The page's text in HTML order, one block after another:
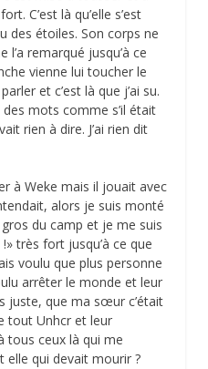
C’est là qu’elle s’est
des étoiles. Son corps ne
remarqué jusqu’à ce
vienne lui toucher le
et c’est là que j’ai su.
mots comme s’il était
rien à dire. J’ai rien dit
à Weke mais il jouait avec
alors je suis monté
du camp et je me suis
très fort jusqu’à ce que
voulu que plus personne
arrêter le monde et leur
juste, que ma sœur c’était
tout Unhcr et leur
tous ceux là qui me
elle qui devait mourir ?